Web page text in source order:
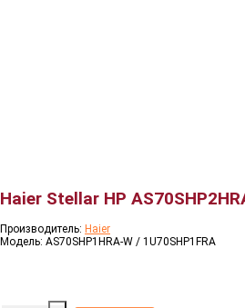
Haier Stellar HP
Производитель: Haier
Модель: AS70SHP1HRA-W / 1U70SHP1FRA